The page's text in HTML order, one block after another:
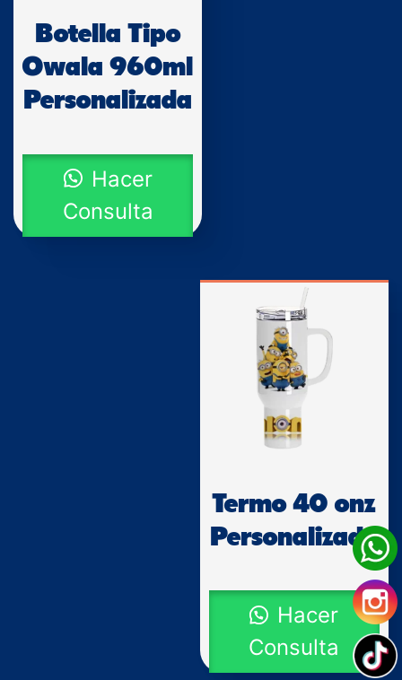
Botella Tipo
Owala 960ml
Personalizada
Hacer
Consulta
Termo 40 onz
Personalizado
Hacer
Consulta